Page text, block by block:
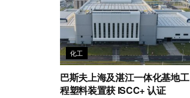
化工
巴斯夫上海及湛江一体化基地工
程塑料装置获 ISCC+ 认证